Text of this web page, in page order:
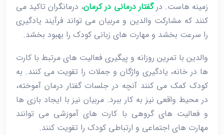
زمینه ‌هاست. درگفتار درمانی در کرمان، درمانگران تاکید می
‌کنند که مشارکت والدین و مربیان می ‌تواند فرآیند یادگیری
را سرعت بخشد و مهارت‌ های زبانی کودک را بهبود بخشد.
والدین با تمرین روزانه و پیگیری فعالیت‌ های مرتبط با کارت‌
ها در خانه، یادگیری واژگان و جملات را تقویت می‌ کنند. به
کودک کمک می ‌کنند آنچه در جلسات گفتار درمان آموخته،
در محیط واقعی نیز به کار ببرد. مربیان نیز با ایجاد بازی‌ ها
و فعالیت‌ های گروهی با کارت ‌های آموزشی می‌ توانند
مهارت ‌های اجتماعی و ارتباطی کودک را تقویت کنند.